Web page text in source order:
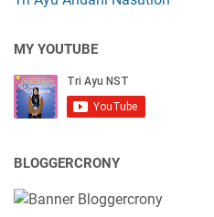
MY YOUTUBE
BLOGGERCRONY